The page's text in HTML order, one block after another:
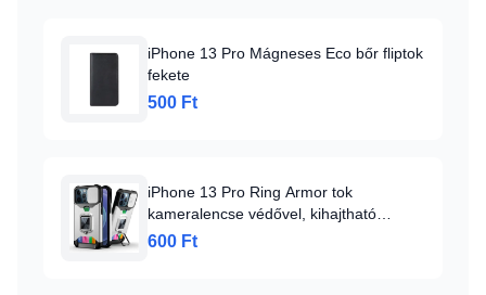
iPhone 13 Pro Mágneses Eco bőr fliptok
fekete
500 Ft
iPhone 13 Pro Ring Armor tok
kameralencse védővel, kihajtható
támasszal, kártyatartóval ezüst (ip-13-
600 Ft